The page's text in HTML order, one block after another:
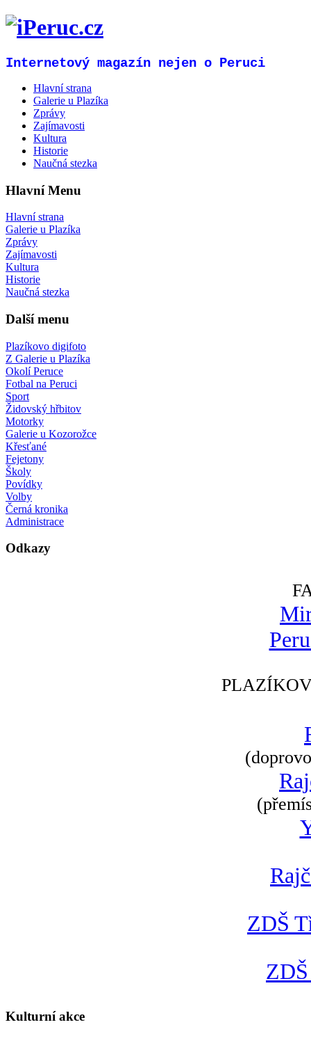
Internetový magazín nejen o Peruci
Hlavní strana
Galerie u Plazíka
Zprávy
Zajímavosti
Kultura
Historie
Naučná stezka
Hlavní Menu
Hlavní strana
Galerie u Plazíka
Zprávy
Zajímavosti
Kultura
Historie
Naučná stezka
Další menu
Plazíkovo digifoto
Z Galerie u Plazíka
Okolí Peruce
Fotbal na Peruci
Sport
Židovský hřbitov
Motorky
Galerie u Kozorožce
Křesťané
Fejetony
Školy
Povídky
Volby
Černá kronika
Administrace
Odkazy
ZDŠ
Kulturní akce